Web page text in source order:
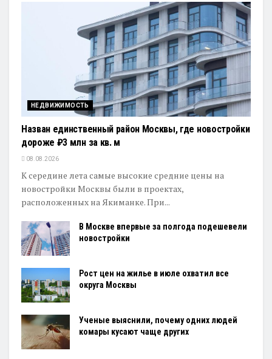
НЕДВИЖИМОСТЬ
Назван единственный район Москвы, где новостройки
дороже ₽3 млн за кв. м
08.08.2026
К середине лета самые высокие средние цены на
новостройки Москвы были в проектах,
расположенных на Якиманке. При...
В Москве впервые за полгода подешевели
новостройки
Рост цен на жилье в июле охватил все
округа Москвы
Ученые выяснили, почему одних людей
комары кусают чаще других